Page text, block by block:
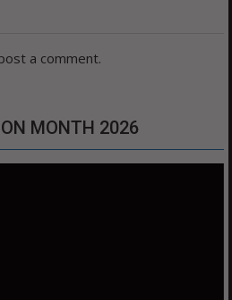
a comment.
MONTH 2026